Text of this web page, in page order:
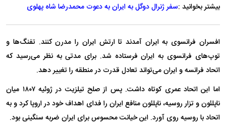
بیشتر بخوانید :سفر ژنرال دوگل به ایران به دعوت محمدرضا شاه پهلوی
افسران فرانسوی به ایران آمدند تا ارتش ایران را مدرن کنند. تفنگ‌ها و
توپ‌های فرانسوی به ایران فرستاده شد. برای مدتی به نظر می‌رسید که
اتحاد فرانسه و ایران می‌تواند تعادل قدرت در منطقه را تغییر دهد.
اما این اتحاد عمری کوتاه داشت. پس از صلح تیلزیت در ژوئیه ۱۸۰۷ میان
ناپلئون و تزار روسیه، ناپلئون منافع ایران را فدای اهداف خود در اروپا کرد و به
اتحاد با روسیه روی آورد. این خیانت محسوس برای ایران ضربه سنگینی بود.